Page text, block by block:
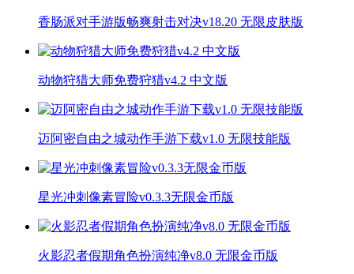
香肠派对手游版畅爽射击对决v18.20 无限皮肤版
动物狩猎大师免费狩猎v4.2 中文版
迈阿密自由之城动作手游下载v1.0 无限技能版
星光冲刺像素冒险v0.3.3无限金币版
火影忍者假期角色扮演纯净v8.0 无限金币版